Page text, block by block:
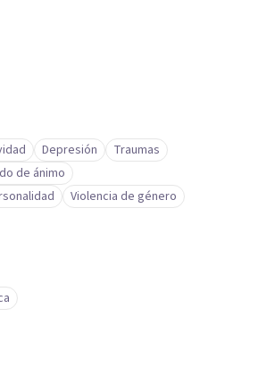
Depresión
Traumas
de ánimo
Violencia de género